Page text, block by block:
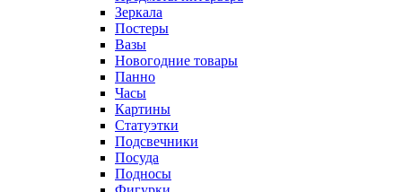
Зеркала
Постеры
Вазы
Новогодние товары
Панно
Часы
Картины
Статуэтки
Подсвечники
Посуда
Подносы